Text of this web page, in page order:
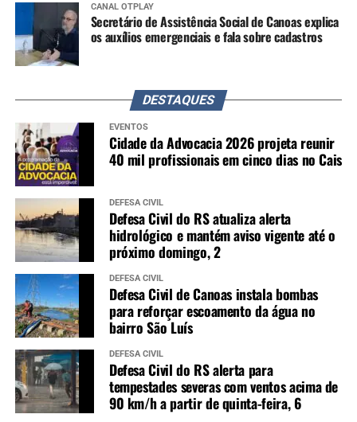
CANAL OTPLAY
Secretário de Assistência Social de Canoas explica
os auxílios emergenciais e fala sobre cadastros
DESTAQUES
EVENTOS
Cidade da Advocacia 2026 projeta reunir
40 mil profissionais em cinco dias no Cais
DEFESA CIVIL
Defesa Civil do RS atualiza alerta
hidrológico e mantém aviso vigente até o
próximo domingo, 2
DEFESA CIVIL
Defesa Civil de Canoas instala bombas
para reforçar escoamento da água no
bairro São Luís
DEFESA CIVIL
Defesa Civil do RS alerta para
tempestades severas com ventos acima de
90 km/h a partir de quinta-feira, 6